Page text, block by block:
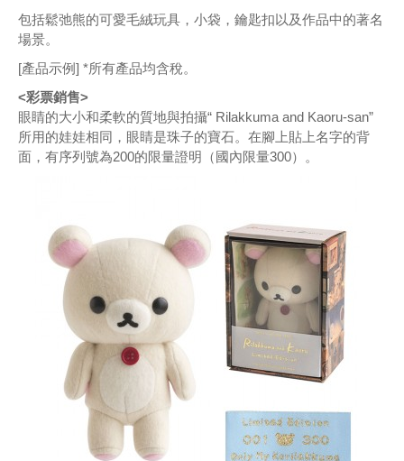
包括鬆弛熊的可愛毛絨玩具，小袋，鑰匙扣以及作品中的著名
場景。
[產品示例] *所有產品均含稅。
<彩票銷售>
眼睛的大小和柔軟的質地與拍攝“ Rilakkuma and Kaoru-san”
所用的娃娃相同，眼睛是珠子的寶石。在腳上貼上名字的背
面，有序列號為200的限量證明（國內限量300）。